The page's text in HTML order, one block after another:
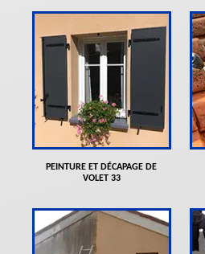
PEINTURE ET DÉCAPAGE DE
VOLET 33